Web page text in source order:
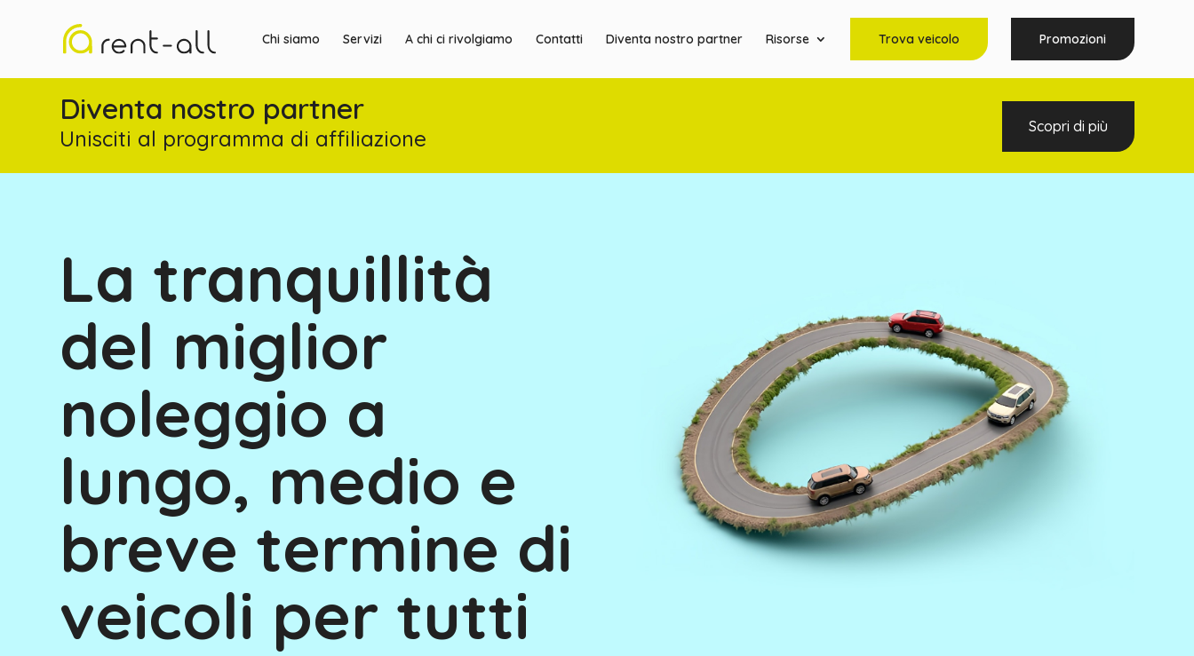
Chi siamo Servizi A chi ci rivolgiamo Contatti Diventa nostro partner Risorse Trova veicolo Promozioni
Diventa nostro partner
Unisciti al programma di affiliazione Scopri di più
La tranquillità
del miglior
noleggio a
lungo, medio e
breve termine di
veicoli per tutti